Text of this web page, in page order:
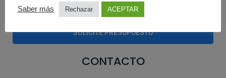
SOLICITE PRESUPUESTO
CONTACTO
Saber más Rechazar ACEPTAR